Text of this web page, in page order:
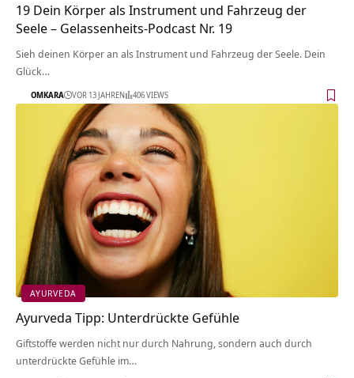
19 Dein Körper als Instrument und Fahrzeug der
Seele – Gelassenheits-Podcast Nr. 19
Sieh deinen Körper an als Instrument und Fahrzeug der Seele. Dein
Glück…
OMKARA VOR 13 JAHREN 406 VIEWS
AYURVEDA
Ayurveda Tipp: Unterdrückte Gefühle
Giftstoffe werden nicht nur durch Nahrung, sondern auch durch
unterdrückte Gefühle im…